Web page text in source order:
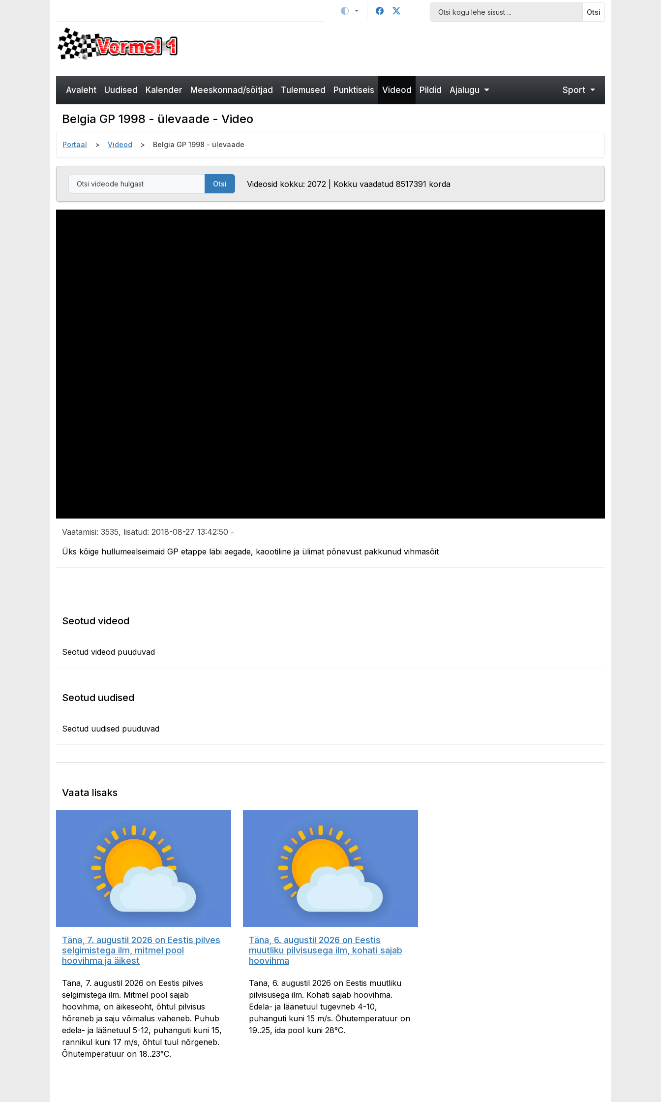
Otsi
Avaleht Uudised Kalender Meeskonnad/sõitjad Tulemused Punktiseis Videod Pildid Ajalugu Sport
Belgia GP 1998 - ülevaade - Video
Portaal Videod Belgia GP 1998 - ülevaade
Otsi Videosid kokku: 2072 | Kokku vaadatud 8517391 korda
Vaatamisi: 3535, lisatud: 2018-08-27 13:42:50 -
Üks kõige hullumeelseimaid GP etappe läbi aegade, kaootiline ja ülimat põnevust pakkunud vihmasõit
Seotud videod
Seotud videod puuduvad
Seotud uudised
Seotud uudised puuduvad
Vaata lisaks
Täna, 7. augustil 2026 on Eestis pilves
selgimistega ilm, mitmel pool
hoovihma ja äikest
Täna, 7. augustil 2026 on Eestis pilves
selgimistega ilm. Mitmel pool sajab
hoovihma, on äikeseoht, õhtul pilvisus
hõreneb ja saju võimalus väheneb. Puhub
edela- ja läänetuul 5-12, puhanguti kuni 15,
rannikul kuni 17 m/s, õhtul tuul nõrgeneb.
Õhutemperatuur on 18..23°C.
Täna, 6. augustil 2026 on Eestis
muutliku pilvisusega ilm, kohati sajab
hoovihma
Täna, 6. augustil 2026 on Eestis muutliku
pilvisusega ilm. Kohati sajab hoovihma.
Edela- ja läänetuul tugevneb 4-10,
puhanguti kuni 15 m/s. Õhutemperatuur on
19..25, ida pool kuni 28°C.